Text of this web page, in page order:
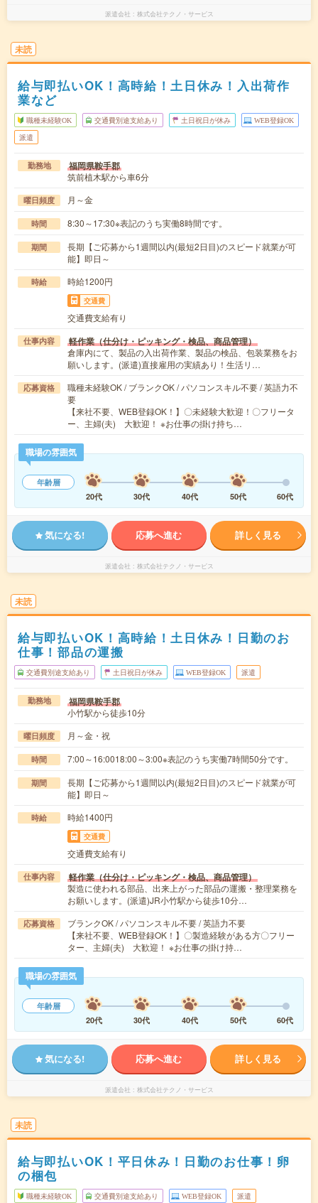
派遣会社 株式会社テクノ・サービス
未読
給与即払いOK！高時給！土日休み！入出荷作
業など
職種未経験OK 交通費別途支給あり 土日祝日が休み WEB登録OK
派遣
勤務地 福岡県鞍手郡
筑前植木駅から車6分
曜日頻度 月～金
時間 8:30～17:30※表記のうち実働8時間です。
期間
長期【ご応募から1週間以内(最短2日目)のスピード就業が可
能】即日～
時給 時給1200円
交通費
交通費支給有り
仕事内容 軽作業（仕分け・ピッキング・検品、商品管理）
倉庫内にて、製品の入出荷作業、製品の検品、包装業務をお
願いします。(派遣)直接雇用の実績あり！生活リ…
応募資格
職種未経験OK / ブランクOK / パソコンスキル不要 / 英語力不
要
【来社不要、WEB登録OK！】〇未経験大歓迎！〇フリータ
ー、主婦(夫) 大歓迎！ ※お仕事の掛け持ち…
職場の雰囲気
年齢層
20代
30代 40代 50代 60代
気になる! 応募へ進む 詳しく見る
派遣会社 株式会社テクノ・サービス
未読
給与即払いOK！高時給！土日休み！日勤のお
仕事！部品の運搬
交通費別途支給あり 土日祝日が休み WEB登録OK 派遣
勤務地 福岡県鞍手郡
小竹駅から徒歩10分
曜日頻度 月～金・祝
時間 7:00～16:0018:00～3:00※表記のうち実働7時間50分です。
期間
長期【ご応募から1週間以内(最短2日目)のスピード就業が可
能】即日～
時給 時給1400円
交通費
交通費支給有り
仕事内容 軽作業（仕分け・ピッキング・検品、商品管理）
製造に使われる部品、出来上がった部品の運搬・整理業務を
お願いします。(派遣)JR小竹駅から徒歩10分…
応募資格
ブランクOK / パソコンスキル不要 / 英語力不要
【来社不要、WEB登録OK！】〇製造経験がある方〇フリー
ター、主婦(夫) 大歓迎！ ※お仕事の掛け持…
職場の雰囲気
年齢層
20代
30代 40代 50代 60代
気になる! 応募へ進む 詳しく見る
派遣会社 株式会社テクノ・サービス
未読
給与即払いOK！平日休み！日勤のお仕事！卵
の梱包
職種未経験OK 交通費別途支給あり WEB登録OK 派遣